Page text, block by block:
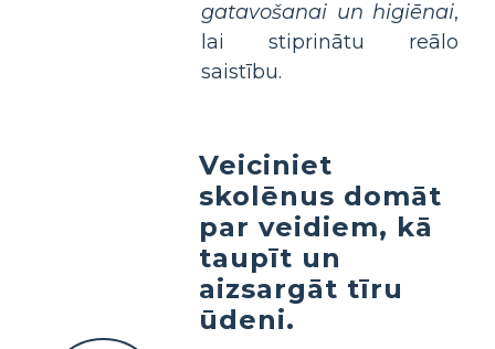
gatavošanai un higiēnai,
lai stiprinātu reālo
saistību.
Veiciniet
skolēnus domāt
par veidiem, kā
taupīt un
aizsargāt tīru
ūdeni.